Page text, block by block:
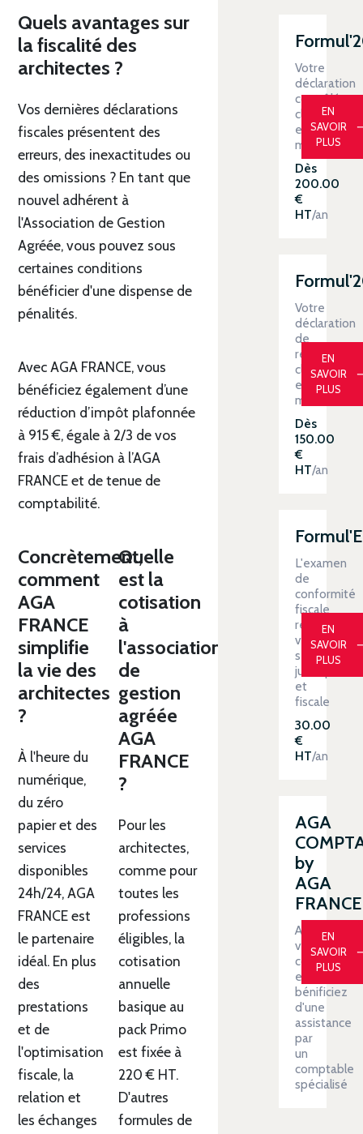
Quels avantages sur
la fiscalité des
architectes ?
Vos dernières déclarations
fiscales présentent des
erreurs, des inexactitudes ou
des omissions ? En tant que
nouvel adhérent à
l'Association de Gestion
Agréée, vous pouvez sous
certaines conditions
bénéficier d'une dispense de
pénalités.
Avec AGA FRANCE, vous
bénéficiez également d’une
réduction d’impôt plafonnée
à 915 €, égale à 2/3 de vos
frais d’adhésion à l’AGA
FRANCE et de tenue de
comptabilité.
Concrètement,
comment
AGA
FRANCE
simplifie
la vie des
architectes
?
À l'heure du
numérique,
du zéro
papier et des
services
disponibles
24h/24, AGA
FRANCE est
le partenaire
idéal. En plus
des
prestations
et de
l'optimisation
fiscale, la
relation et
les échanges
Quelle
est la
cotisation
à
l'association
de
gestion
agréée
AGA
FRANCE
?
Pour les
architectes,
comme pour
toutes les
professions
éligibles, la
cotisation
annuelle
basique au
pack Primo
est fixée à
220 € HT.
D'autres
formules de
Votre
déclaration
contrôlée
clé
en
main
Dès
200.00
€
HT/an
EN
SAVOIR
PLUS
Votre
déclaration
de
revenus
clé
en
main
Dès
150.00
€
HT/an
EN
SAVOIR
PLUS
L'examen
de
conformité
fiscale
renforce
votre
sécurité
juridique
et
fiscale
30.00
€
HT/an
EN
SAVOIR
PLUS
AGA
by
AGA
FRANCE
Automatiser
votre
comptabilité
et
bénificiez
d'une
assistance
par
un
comptable
spécialisé
EN
SAVOIR
PLUS